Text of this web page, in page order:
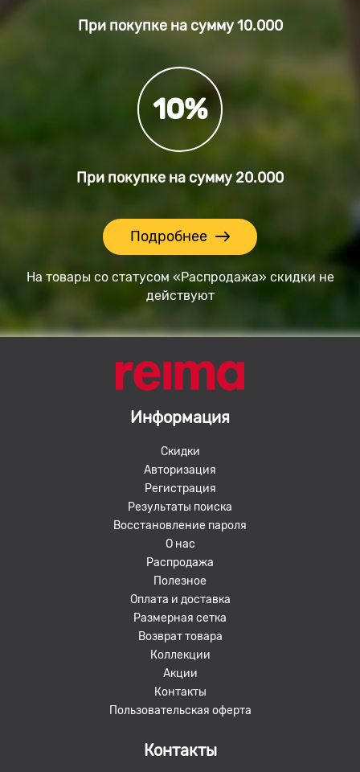
При покупке на сумму10.000
10%
При покупке на сумму 20.000
Подробнее
На товары со статусом «Распродажа» скидки не
действуют
Информация
Скидки
Авторизация
Регистрация
Результаты поиска
Восстановление пароля
О нас
Распродажа
Полезное
Оплата и доставка
Размерная сетка
Возврат товара
Коллекции
Акции
Контакты
Пользовательская оферта
Контакты